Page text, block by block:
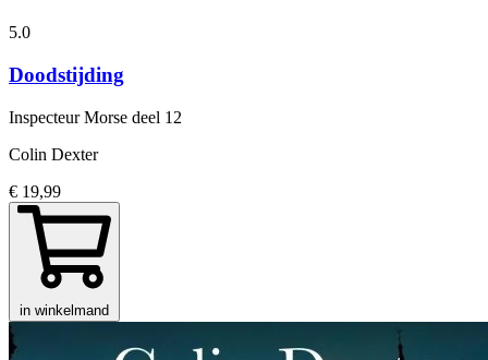
5.0
Doodstijding
Inspecteur Morse deel 12
Colin Dexter
€ 19,99
in winkelmand